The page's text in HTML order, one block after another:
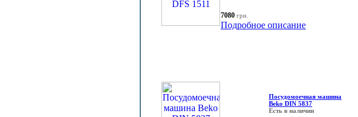
7080 грн.
Подробное описание
Посудомоечная машина
Beko DIN 5837
Есть в наличии